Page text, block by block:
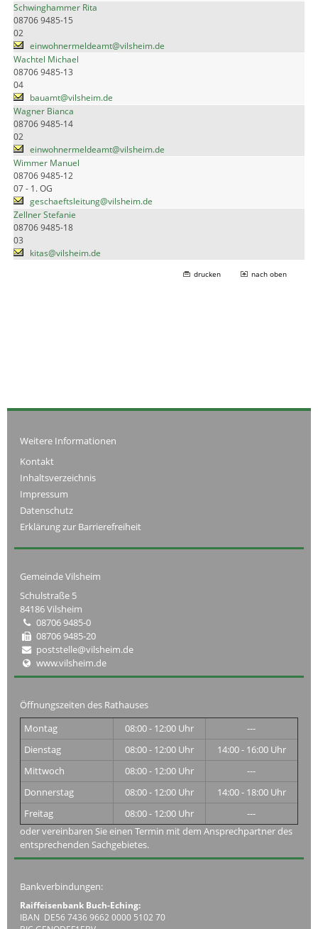
Schwinghammer Rita
08706 9485-15
02
einwohnermeldeamt@vilsheim.de
Wachtel Michael
08706 9485-13
04
bauamt@vilsheim.de
Wagner Bianca
08706 9485-14
02
einwohnermeldeamt@vilsheim.de
Wimmer Manuel
08706 9485-12
07 - 1. OG
geschaeftsleitung@vilsheim.de
Zellner Stefanie
08706 9485-18
03
kitas@vilsheim.de
drucken nach oben
Weitere Informationen
Kontakt
Inhaltsverzeichnis
Impressum
Datenschutz
Erklärung zur Barrierefreiheit
Gemeinde Vilsheim
Schulstraße 5
84186 Vilsheim
08706 9485-0
08706 9485-20
poststelle@vilsheim.de
www.vilsheim.de
Öffnungszeiten des Rathauses
Montag
08:00 - 12:00 Uhr
---
Dienstag
08:00 - 12:00 Uhr
14:00 - 16:00 Uhr
Mittwoch
08:00 - 12:00 Uhr
---
Donnerstag
08:00 - 12:00 Uhr
14:00 - 18:00 Uhr
Freitag
08:00 - 12:00 Uhr
---
oder vereinbaren Sie einen Termin mit dem Ansprechpartner des
entsprechenden Sachgebietes.
Bankverbindungen:
Raiffeisenbank Buch-Eching:
IBAN DE56 7436 9662 0000 5102 70